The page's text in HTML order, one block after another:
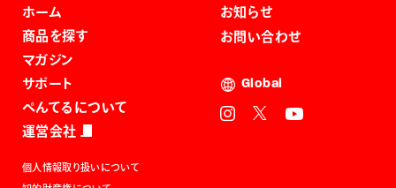
ホーム
商品を探す
マガジン
サポート
ぺんてるについて
運営会社
お知らせ
お問い合わせ
Global
個人情報取り扱いについて